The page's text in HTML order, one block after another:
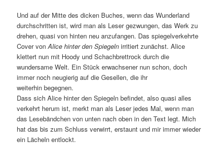
Und auf der Mitte des dicken Buches, wenn das Wunderland
durchschritten ist, wird man als Leser gezwungen, das Werk zu
drehen, quasi von hinten neu anzufangen. Das spiegelverkehrte
Cover vonAlice hinter den Spiegeln irritiert zunächst. Alice
klettert nun mit Hoody und Schachbrettrock durch die
wundersame Welt. Ein Stück erwachsener nun schon, doch
immer noch neugierig auf die Gesellen, die ihr
weiterhin begegnen.
Dass sich Alice hinter den Spiegeln befindet, also quasi alles
verkehrt herum ist, merkt man als Leser jedes Mal, wenn man
das Lesebändchen von unten nach oben in den Text legt. Mich
hat das bis zum Schluss verwirrt, erstaunt und mir immer wieder
ein Lächeln entlockt.